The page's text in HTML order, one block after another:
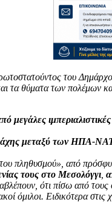
του
τα θύματα των πολέμων
μεγάλες
μεταξύ των ΗΠΑ-
πληθυσμού», από
τους στο Μεσολόγγι
ότι πίσω από τους
όμιλοι. Ειδικότερα